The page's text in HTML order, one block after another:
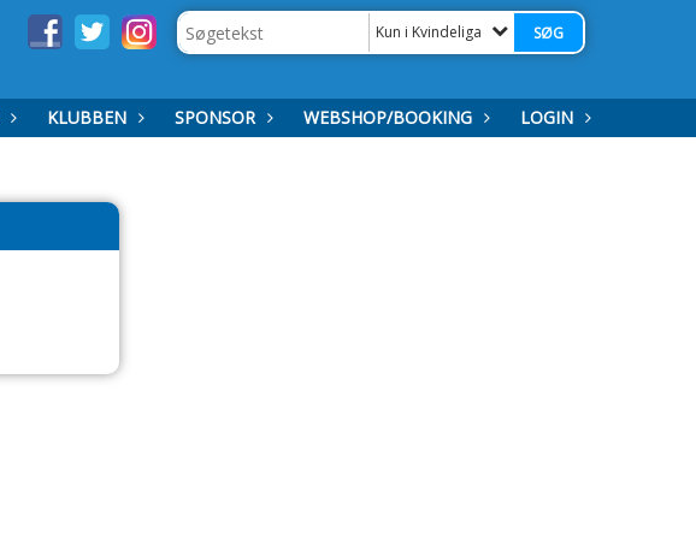
Kun i Kvindeliga
KLUBBEN SPONSOR WEBSHOP/BOOKING LOGIN